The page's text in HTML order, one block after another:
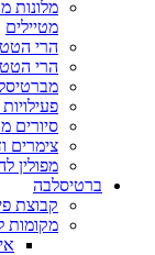
מטיילים
הרי
הרי
סיורים
צימרים
מפולין
ברטיסלבה
קבוצת
מקומות